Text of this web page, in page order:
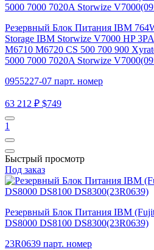
Резервный Блок Питания IBM
Storage IBM Storwize V7000 HP
M6710 M6720 CS 500 700 900
5000 7000 7020A Storwize
0955227-07 парт. номер
63 212 ₽ $749
1
Быстрый просмотр
Под заказ
Резервный Блок Питания IBM
DS8000 DS8100 DS8300(23R0639)
23R0639 парт. номер